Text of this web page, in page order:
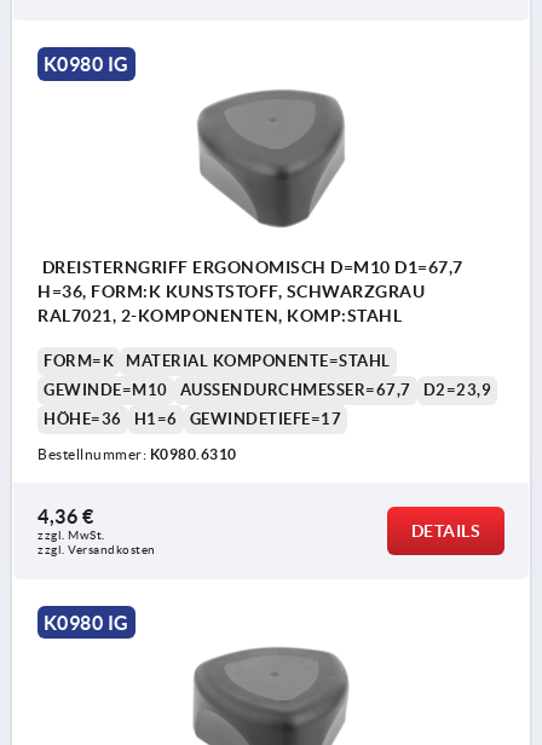
K0980 IG
DREISTERNGRIFF ERGONOMISCH D=M10 D1=67,7
H=36, FORM:K KUNSTSTOFF, SCHWARZGRAU
RAL7021, 2-KOMPONENTEN, KOMP:STAHL
FORM=K
MATERIAL KOMPONENTE=STAHL
GEWINDE=M10
AUSSENDURCHMESSER=67,7
D2=23,9
HÖHE=36
H1=6 GEWINDETIEFE=17
Bestellnummer: K0980.6310
4,36 €
zzgl. MwSt.
zzgl. Versandkosten
DETAILS
K0980 IG